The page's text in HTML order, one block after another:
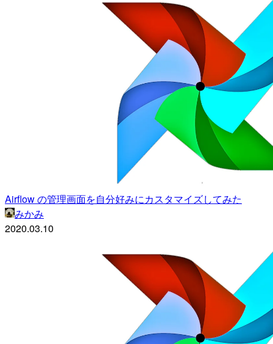
Airflow の管理画面を自分好みにカスタマイズしてみた
みかみ
2020.03.10